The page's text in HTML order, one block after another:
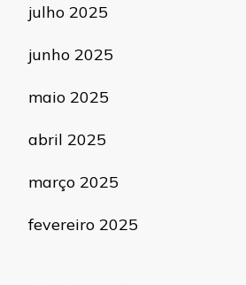
julho 2025
junho 2025
maio 2025
abril 2025
março 2025
fevereiro 2025